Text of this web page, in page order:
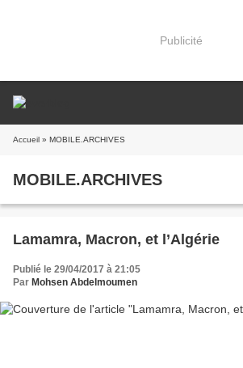
Publicité
Accueil » MOBILE.ARCHIVES
MOBILE.ARCHIVES
Lamamra, Macron, et l’Algérie
Publié le 29/04/2017 à 21:05
Par Mohsen Abdelmoumen